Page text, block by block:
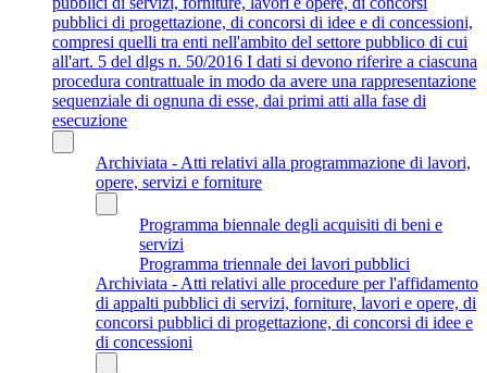
pubblici di progettazione, di concorsi di idee e di concessioni,
compresi quelli tra enti nell'ambito del settore pubblico di cui
all'art. 5 del dlgs n. 50/2016 I dati si devono riferire a ciascuna
procedura contrattuale in modo da avere una rappresentazione
sequenziale di ognuna di esse, dai primi atti alla fase di
esecuzione
Archiviata - Atti relativi alla programmazione di lavori,
opere, servizi e forniture
Programma biennale degli acquisiti di beni e
servizi
Programma triennale dei lavori pubblici
Archiviata - Atti relativi alle procedure per l'affidamento
di appalti pubblici di servizi, forniture, lavori e opere, di
concorsi pubblici di progettazione, di concorsi di idee e
di concessioni